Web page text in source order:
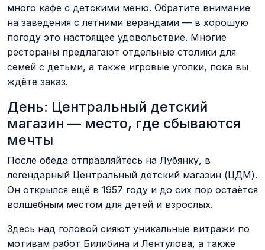
много кафе с детскими меню. Обратите внимание
на заведения с летними верандами — в хорошую
погоду это настоящее удовольствие. Многие
рестораны предлагают отдельные столики для
семей с детьми, а также игровые уголки, пока вы
ждёте заказ.
День: Центральный детский
магазин — место, где сбываются
мечты
После обеда отправляйтесь на Лубянку, в
легендарный Центральный детский магазин (ЦДМ).
Он открылся ещё в 1957 году и до сих пор остаётся
волшебным местом для детей и взрослых.
Здесь над головой сияют уникальные витражи по
мотивам работ Билибина и Лентулова, а также